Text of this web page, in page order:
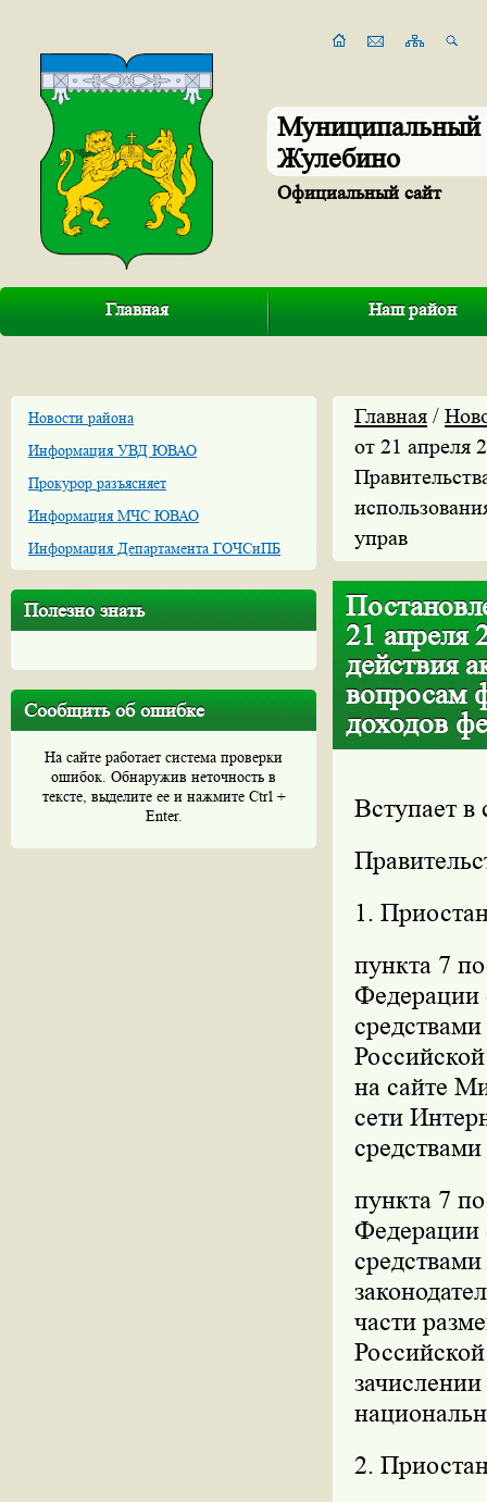
Муниципальный
Жулебино
Официальный сайт
Главная Наш район
Новости района
Информация УВД ЮВАО
Прокурор разъясняет
Информация МЧС ЮВАО
Информация Департамента ГОЧСиПБ
Полезно знать
Сообщить об ошибке
На сайте работает система проверки
ошибок. Обнаружив неточность в
тексте, выделите ее и нажмите Ctrl +
Enter.
Главная /
от 21 апреля
управ
21 апреля
действия
вопросам
доходов
Вступает в
1.
пункта 7
Федерации
на сайте
сети
пункта 7
Федерации
части
2.